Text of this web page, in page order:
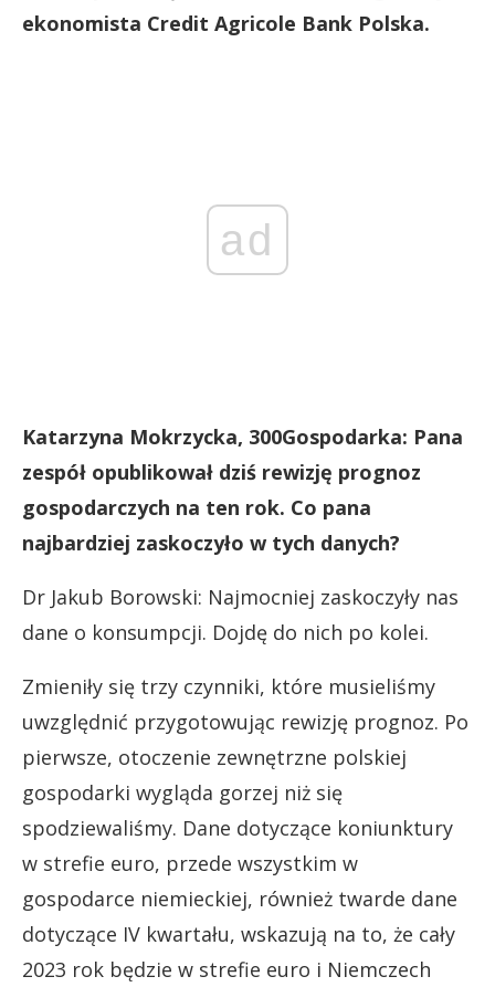
ekonomista Credit Agricole Bank Polska.
ad
Katarzyna Mokrzycka, 300Gospodarka: Pana
zespół opublikował dziś rewizję prognoz
gospodarczych na ten rok. Co pana
najbardziej zaskoczyło w tych danych?
Dr Jakub Borowski: Najmocniej zaskoczyły nas
dane o konsumpcji. Dojdę do nich po kolei.
Zmieniły się trzy czynniki, które musieliśmy
uwzględnić przygotowując rewizję prognoz. Po
pierwsze, otoczenie zewnętrzne polskiej
gospodarki wygląda gorzej niż się
spodziewaliśmy. Dane dotyczące koniunktury
w strefie euro, przede wszystkim w
gospodarce niemieckiej, również twarde dane
dotyczące IV kwartału, wskazują na to, że cały
2023 rok będzie w strefie euro i Niemczech